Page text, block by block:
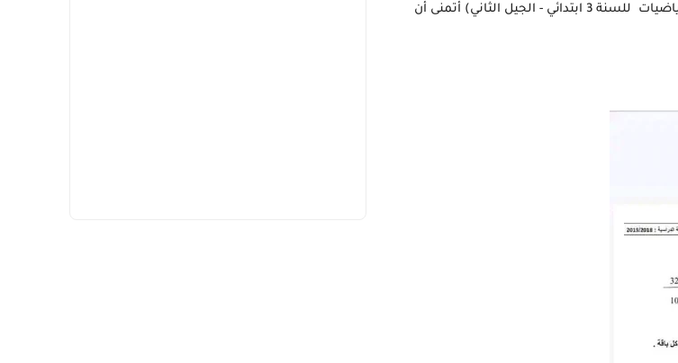
نقدم لكم أعزائنا المتابعين في هذا الموضوع (نموذج فرض الفصل الثالث (08) الرياضيات للسنة 3 ابتدائي - الجيل الثاني) أتمنى أن